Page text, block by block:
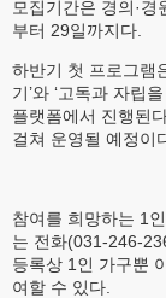
모집기간은 경의·
부터 29일까지다.
하반기 첫 프로그램
기’와 ‘고독과 자립
플랫폼에서 진행된
걸쳐 운영될 예정이
참여를 희망하는 1
는 전화(031-246-
등록상 1인 가구뿐
여할 수 있다.